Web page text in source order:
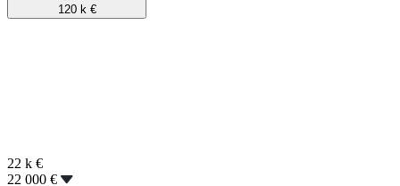
120 k €
22 k €
22 000 €